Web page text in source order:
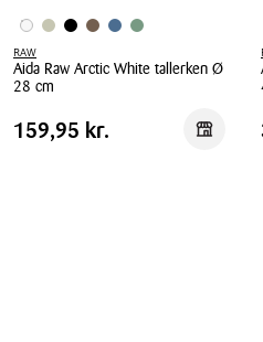
RAW
Aida Raw Arctic White tallerken Ø
28 cm
Aida
Raw
Pris
Pris 159,95 kr.
159,95 kr.